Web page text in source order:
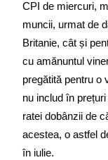
CPI de miercuri,
muncii, urmat de
Britanie, cât și
cu amănuntul
pregătită pentru o
nu includ în
ratei dobânzii de
acestea, o astfel
în iulie.